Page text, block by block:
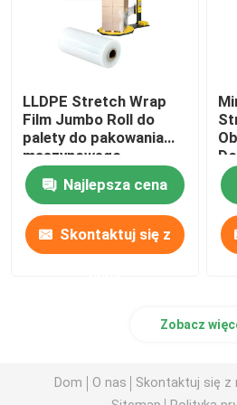
Taśma maskująca
Taśma tekstylna
Taśma dwustronna
Taśma do znakowania
Taśma teflonowa PTFE do
LLDPE Stretch Wrap
Film Jumbo Roll do
palety do pakowania
maszynowego
Najlepsza cena
Skontaktuj się z
Zobacz
Dom O nas Skontaktuj się z